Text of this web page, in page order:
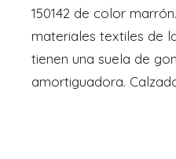
150142 de color
materiales textiles de
tienen una suela de
amortiguadora.